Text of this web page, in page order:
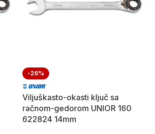
-26%
Viljuškasto-okasti ključ sa
račnom-gedorom UNIOR 160
622824 14mm